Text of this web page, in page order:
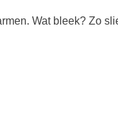
Wat bleek? Zo